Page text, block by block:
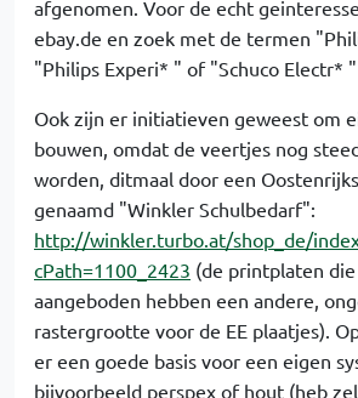
afgenomen. Voor de echt
ebay.de en zoek met de termen
"Philips Experi* " of "Schuco Electr* "
Ook zijn er initiatieven geweest om
bouwen, omdat de veertjes nog
worden, ditmaal door een
genaamd "Winkler Schulbedarf":
http://winkler.turbo.at/shop_de/
cPath=1100_2423 (de printplaten
aangeboden hebben een andere,
rastergrootte voor de EE plaatjes).
er een goede basis voor een eigen
bijvoorbeeld perspex of hout (heb